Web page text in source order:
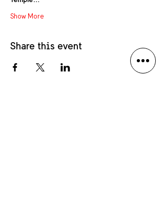
Show More
Share this event